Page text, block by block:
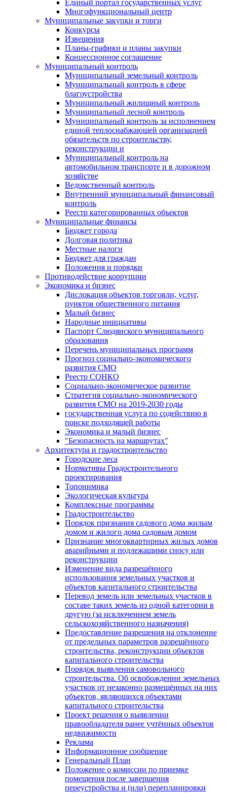
Единый портал государственных услуг
Многофункциональный центр
Муниципальные закупки и торги
Конкурсы
Извещения
Планы-графики и планы закупки
Концессионное соглашение
Муниципальный контроль
Муниципальный земельный контроль
Муниципальный контроль в сфере
благоустройства
Муниципальный жилищный контроль
Муниципальный лесной контроль
Муниципальный контроль за исполнением
единой теплоснабжающей организацией
обязательств по строительству,
реконструкции и
Муниципальный контроль на
автомобильном транспорте и в дорожном
хозяйстве
Ведомственный контроль
Внутренний муниципальный финансовый
контроль
Реестр категорированных объектов
Муниципальные финансы
Бюджет города
Долговая политика
Местные налоги
Бюджет для граждан
Положения и порядки
Противодействие коррупции
Экономика и бизнес
Дислокация объектов торговли, услуг,
пунктов общественного питания
Малый бизнес
Народные инициативы
Паспорт Слюдянского муниципального
образования
Перечень муниципальных программ
Прогноз социально-экономического
развития СМО
Реестр СОНКО
Социально-экономическое развитие
Стратегия социально-экономического
развития СМО на 2019-2030 годы
государственная услуга по содействию в
поиске подходящей работы
Экономика и малый бизнес
"Безопасность на маршрутах"
Архитектура и градостроительство
Городские леса
Нормативы Градостроительного
проектирования
Топонимика
Экологическая культура
Комплексные программы
Градостроительство
Порядок признания садового дома жилым
домом и жилого дома садовым домом
Признание многоквартирных жилых домов
аварийными и подлежащими сносу или
реконструкции
Изменение вида разрешённого
использования земельных участков и
объектов капитального строительства
Перевод земель или земельных участков в
составе таких земель из одной категории в
другую (за исключением земель
сельскохозяйственного назначения)
Предоставление разрешения на отклонение
от предельных параметров разрешённого
строительства, реконструкции объектов
капитального строительства
Порядок выявления самовольного
строительства. Об освобождении земельных
участков от незаконно размещённых на них
объектов, являющихся объектами
капитального строительства
Проект решения о выявлении
правообладателя ранее учтённых объектов
недвижимости
Реклама
Информационное сообщение
Генеральный План
Положение о комиссии по приемке
помещения после завершения
переустройства и (или) перепланировки